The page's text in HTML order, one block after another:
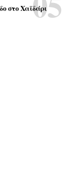
στο Χαϊδάρι